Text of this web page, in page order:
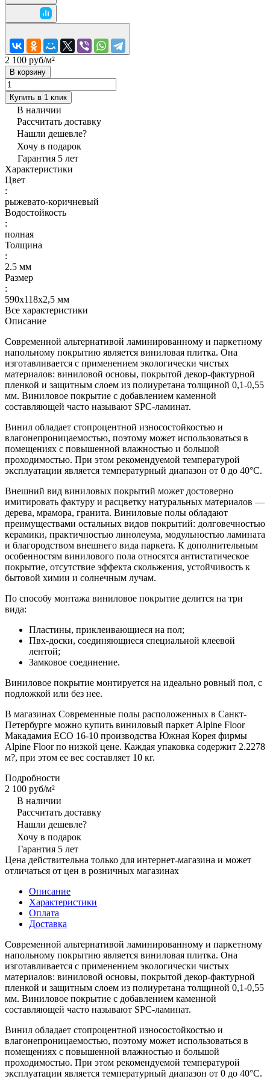
2 100 руб/м²
В корзину
Купить в 1 клик
В наличии
Рассчитать доставку
Нашли дешевле?
Хочу в подарок
Гарантия 5 лет
Характеристики
Цвет
:
рыжевато-коричневый
Водостойкость
:
полная
Толщина
:
2.5 мм
Размер
:
590x118x2,5 мм
Все характеристики
Описание
Современной альтернативой ламинированному и паркетному
напольному покрытию является виниловая плитка. Она
изготавливается с применением экологически чистых
материалов: виниловой основы, покрытой декор-фактурной
пленкой и защитным слоем из полиуретана толщиной 0,1-0,55
мм. Виниловое покрытие с добавлением каменной
составляющей часто называют SPC-ламинат.
Винил обладает стопроцентной износостойкостью и
влагонепроницаемостью, поэтому может использоваться в
помещениях с повышенной влажностью и большой
проходимостью. При этом рекомендуемой температурой
эксплуатации является температурный диапазон от 0 до 40°С.
Внешний вид виниловых покрытий может достоверно
имитировать фактуру и расцветку натуральных материалов —
дерева, мрамора, гранита. Виниловые полы обладают
преимуществами остальных видов покрытий: долговечностью
керамики, практичностью линолеума, модульностью ламината
и благородством внешнего вида паркета. К дополнительным
особенностям винилового пола относятся антистатическое
покрытие, отсутствие эффекта скольжения, устойчивость к
бытовой химии и солнечным лучам.
По способу монтажа виниловое покрытие делится на три
вида:
Пластины, приклеивающиеся на пол;
Пвх-доски, соединяющиеся специальной клеевой
лентой;
Замковое соединение.
Виниловое покрытие монтируется на идеально ровный пол, с
подложкой или без нее.
В магазинах Современные полы расположенных в Санкт-
Петербурге можно купить виниловый паркет Alpine Floor
Макадамия ECO 16-10 производства Южная Корея фирмы
Alpine Floor по низкой цене. Каждая упаковка содержит 2.2278
м?, при этом ее вес составляет 10 кг.
Подробности
2 100 руб/м²
В наличии
Рассчитать доставку
Нашли дешевле?
Хочу в подарок
Гарантия 5 лет
Цена действительна только для интернет-магазина и может
отличаться от цен в розничных магазинах
Описание
Характеристики
Оплата
Доставка
Современной альтернативой ламинированному и паркетному
напольному покрытию является виниловая плитка. Она
изготавливается с применением экологически чистых
материалов: виниловой основы, покрытой декор-фактурной
пленкой и защитным слоем из полиуретана толщиной 0,1-0,55
мм. Виниловое покрытие с добавлением каменной
составляющей часто называют SPC-ламинат.
Винил обладает стопроцентной износостойкостью и
влагонепроницаемостью, поэтому может использоваться в
помещениях с повышенной влажностью и большой
проходимостью. При этом рекомендуемой температурой
эксплуатации является температурный диапазон от 0 до 40°С.